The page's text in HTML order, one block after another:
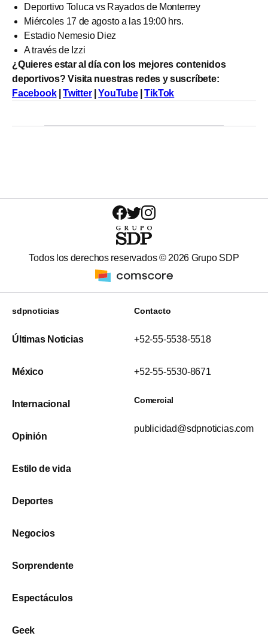
Deportivo Toluca vs Rayados de Monterrey
Miércoles 17 de agosto a las 19:00 hrs.
Estadio Nemesio Diez
A través de Izzi
¿Quieres estar al día con los mejores contenidos
deportivos? Visita nuestras redes y suscríbete:
Facebook|Twitter|YouTube|TikTok
Todos los derechos reservados © 2026 Grupo SDP
sdpnoticias
Últimas Noticias
México
Internacional
Opinión
Estilo de vida
Deportes
Negocios
Sorprendente
Espectáculos
Geek
Contacto
+52-55-5538-5518
+52-55-5530-8671
Comercial
publicidad@sdpnoticias.com